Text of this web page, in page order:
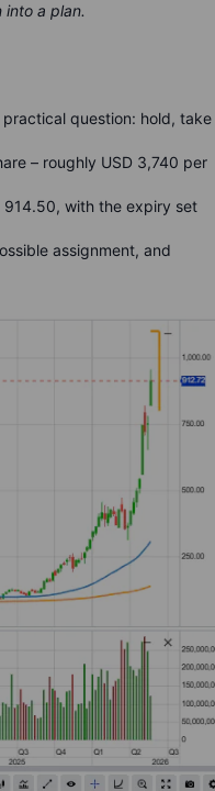
into a plan.
question: hold, take
– roughly USD 3,740 per
914.50, with the expiry set
assignment, and